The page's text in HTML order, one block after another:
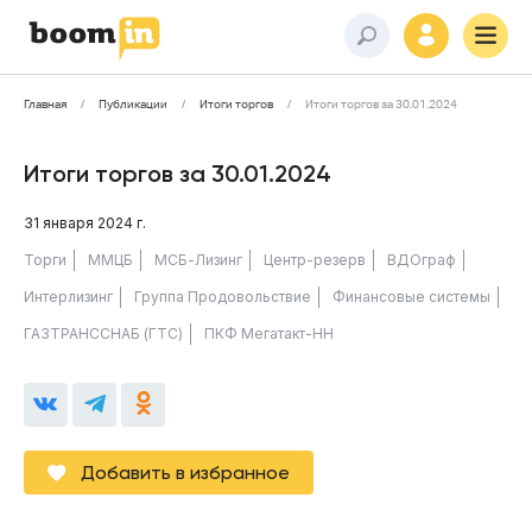
Главная Публикации Итоги торгов Итоги торгов за 30.01.2024
Итоги торгов за 30.01.2024
31 января 2024 г.
Торги ММЦБ МСБ-Лизинг Центр-резерв ВДОграф
Интерлизинг Группа Продовольствие Финансовые системы
ГАЗТРАНССНАБ (ГТС) ПКФ Мегатакт-НН
Добавить в избранное